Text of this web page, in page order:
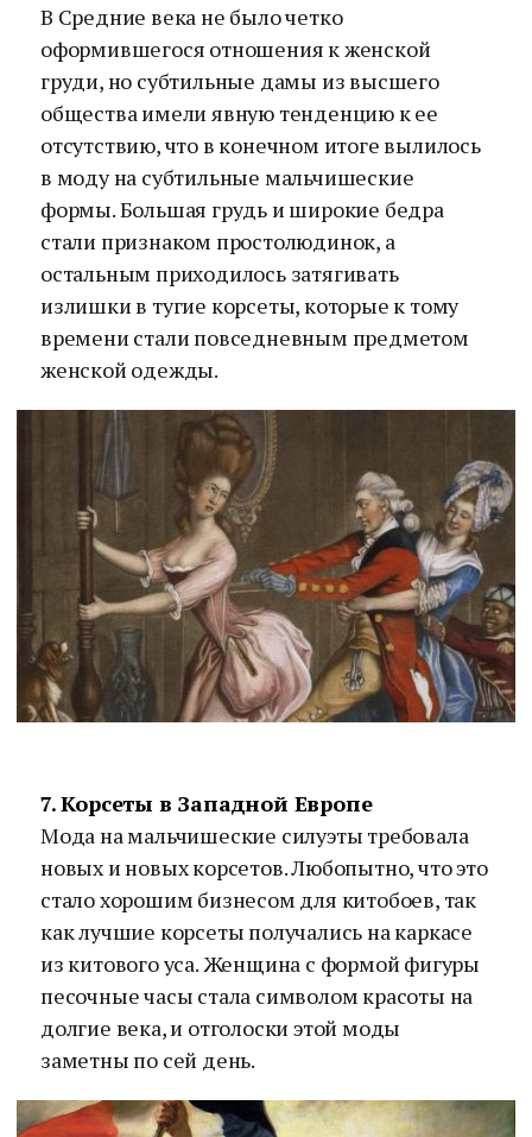
В Средние века не было четко
оформившегося отношения к женской
груди, но субтильные дамы из высшего
общества имели явную тенденцию к ее
отсутствию, что в конечном итоге вылилось
в моду на субтильные мальчишеские
формы. Большая грудь и широкие бедра
стали признаком простолюдинок, а
остальным приходилось затягивать
излишки в тугие корсеты, которые к тому
времени стали повседневным предметом
женской одежды.
7. Корсеты в Западной Европе
Мода на мальчишеские силуэты требовала
новых и новых корсетов. Любопытно, что это
стало хорошим бизнесом для китобоев, так
как лучшие корсеты получались на каркасе
из китового уса. Женщина с формой фигуры
песочные часы стала символом красоты на
долгие века, и отголоски этой моды
заметны по сей день.